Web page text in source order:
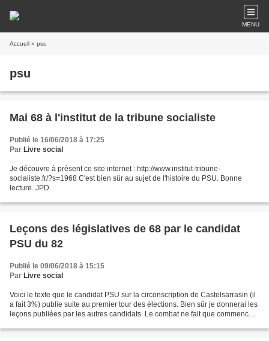
MENU
Accueil » psu
psu
Mai 68 à l'institut de la tribune socialiste
Publié le 16/06/2018 à 17:25
Par Livre social
Je découvre à présent ce site internet : http://www.institut-tribune-
socialiste.fr/?s=1968 C'est bien sûr au sujet de l'histoire du PSU. Bonne
lecture. JPD
Leçons des législatives de 68 par le candidat
PSU du 82
Publié le 09/06/2018 à 15:15
Par Livre social
Voici le texte que le candidat PSU sur la circonscription de Castelsarrasin (il
a fait 3%) publie suite au premier tour des élections. Bien sûr je donnerai les
leçons publiées par les autres candidats. Le combat ne fait que commencer